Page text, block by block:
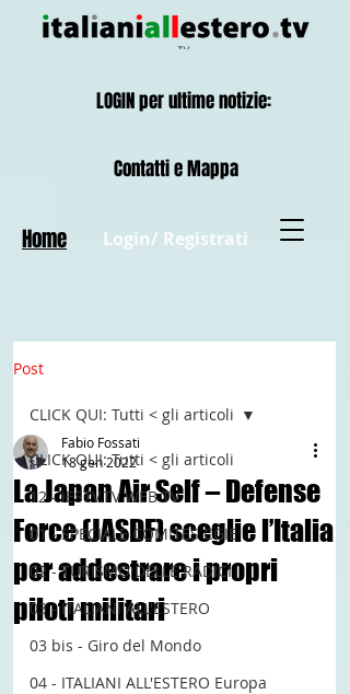
Login/ Registrati
Contatti e Mappa
Home
LOGIN per ultime notizie:
Post
CLICK QUI: Tutti < gli articoli
12 - IESTV.TV WEB TV
01 - SPECIALE COMITES CGIE
02 - TURISMO DELLE RADICI
03 - ITALIANI ALL'ESTERO
03 bis - Giro del Mondo
04 - ITALIANI ALL'ESTERO Europa
CLICK QUI: Tutti < gli articoli
La Japan Air Self – Defense
Force (JASDF) sceglie l’Italia
per addestrare i propri
piloti militari
Fabio Fossati
18 gen 2022